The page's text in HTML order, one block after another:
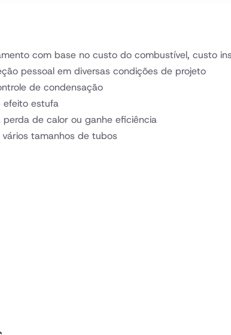
com base no custo do combustível, custo
pessoal em diversas condições de projeto
de condensação
efeito estufa
de calor ou ganhe eficiência
tamanhos de tubos